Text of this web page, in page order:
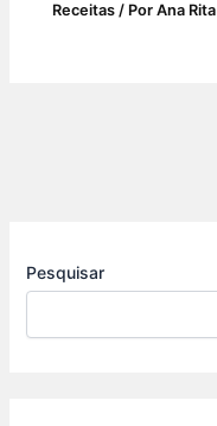
Receitas / PorAna Rita
Pesquisar